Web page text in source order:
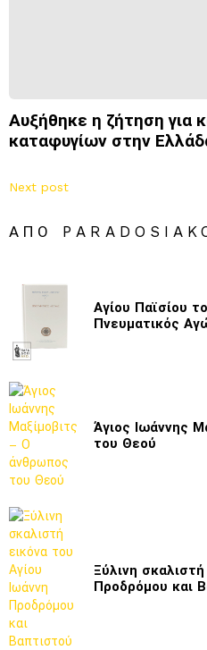
Αυξήθηκε η ζήτηση για
καταφυγίων στην
Next post
ΑΠΌ
Αγίου Παϊσίου
Πνευματικός
Άγιος Ιωάννης
του Θεού
Ξύλινη
Προδρόμου και